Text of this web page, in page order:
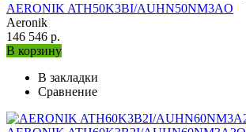
AERONIK ATH50K3BI/AUHN50NM3AO
Aeronik
146 546 р.
В корзину
В закладки
Сравнение